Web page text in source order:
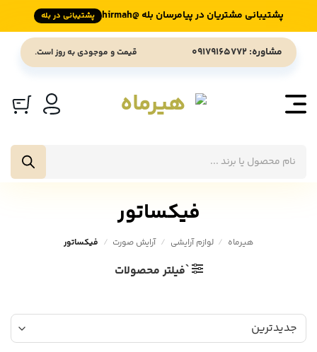
پشتیبانی مشتریان در پیامرسان بله @hirmah پشتیبانی در بله
مشاوره: 09179165772 قیمت و موجودی به روز است.
محصولات
فیکساتور
هیرماه / لوازم آرایشی / آرایش صورت / فیکساتور
`فیلتر محصولات